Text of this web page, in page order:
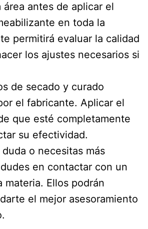
antes de aplicar el
en toda la
permitirá evaluar la calidad
los ajustes necesarios si
de secado y curado
el fabricante. Aplicar el
que esté completamente
su efectividad.
o necesitas más
en contactar con un
materia. Ellos podrán
el mejor asesoramiento